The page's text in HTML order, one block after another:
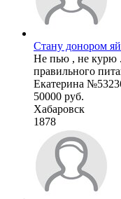
Стану донором
Не пью , не курю
правильного
Екатерина
50000 руб.
Хабаровск
1878